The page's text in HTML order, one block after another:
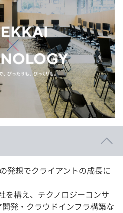
発想でクライアントの成長に
を構え、テクノロジーコンサ
発・クラウドインフラ構築な